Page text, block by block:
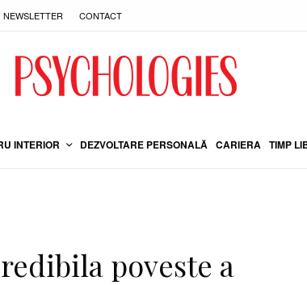
NEWSLETTER CONTACT
INTERIOR DEZVOLTARE PERSONALĂ CARIERA TIMP
poveste a